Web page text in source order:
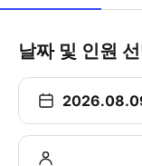
날짜 및 인원